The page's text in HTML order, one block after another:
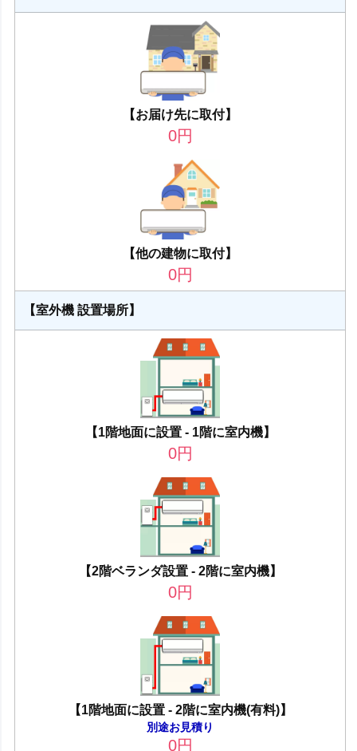
【お届け先に取付】
0円
【他の建物に取付】
0円
【室外機 設置場所】
【1階地面に設置 - 1階に室内機】
0円
【2階ベランダ設置 - 2階に室内機】
0円
【1階地面に設置 - 2階に室内機(有料)】
別途お見積り
0円